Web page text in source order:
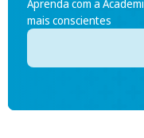
Aprenda com a
mais conscientes